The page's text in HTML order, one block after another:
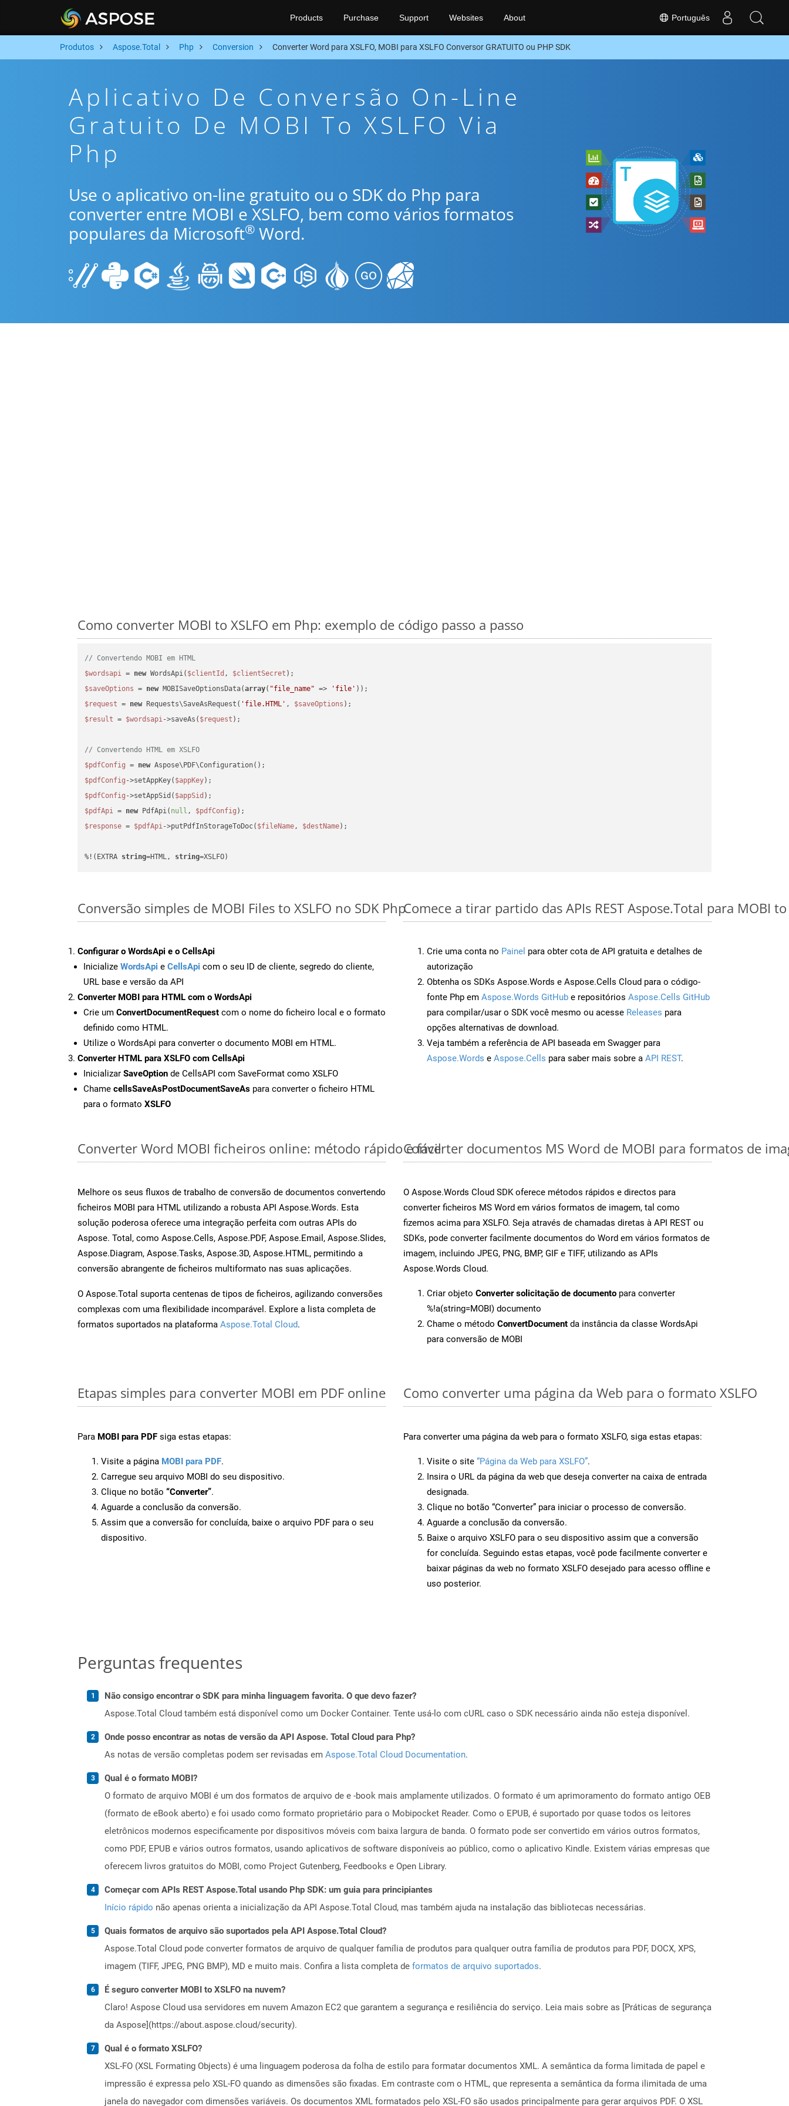
Português
Products Purchase Support Websites About
Produtos Aspose.Total Php Conversion Converter Word para XSLFO, MOBI para XSLFO Conversor GRATUITO ou PHP SDK
Aplicativo De Conversão On-Line
Gratuito De MOBI To XSLFO Via
Php
Use o aplicativo on-line gratuito ou o SDK do Php para
converter entre MOBI e XSLFO, bem como vários formatos
populares da Microsoft® Word.
Como converter MOBI to XSLFO em Php: exemplo de código passo a passo
// Convertendo MOBI em HTML
$wordsapi = new WordsApi( $clientId , $clientSecret
$saveOptions = new MOBISaveOptionsData(array( "file_name" => 'file'
$request = new Requests\SaveAsRequest( 'file.HTML' , $saveOptions
$result = $wordsapi->saveAs( $request );
// Convertendo HTML em XSLFO
$pdfConfig = new
$pdfConfig ->setAppKey( $appKey
$pdfConfig ->setAppSid( $appSid
$pdfApi = new PdfApi( null , $pdfConfig
$response = $pdfApi->putPdfInStorageToDoc( $fileName, $destName);
%!(EXTRA string=HTML, string=XSLFO)
Conversão simples de MOBI Files to XSLFO no SDK Php
Configurar o WordsApi e o CellsApi
Inicialize WordsApi e CellsApi com o seu ID de cliente, segredo do cliente,
URL base e versão da API
Converter MOBI para HTML com o WordsApi
Crie um ConvertDocumentRequest com o nome do ficheiro local e o formato
definido como HTML.
Utilize o WordsApi para converter o documento MOBI em HTML.
Converter HTML para XSLFO com CellsApi
Inicializar SaveOption de CellsAPI com SaveFormat como XSLFO
Chame cellsSaveAsPostDocumentSaveAs para converter o ficheiro HTML
para o formato XSLFO
Comece a tirar partido das APIs REST Aspose.Total para MOBI to
Crie uma conta no Painel para obter cota de API gratuita e detalhes de
autorização
Obtenha os SDKs Aspose.Words e Aspose.Cells Cloud para o código-
fonte Php em Aspose.Words GitHub e repositórios Aspose.Cells GitHub
para compilar/usar o SDK você mesmo ou acesse Releases para
opções alternativas de download.
Veja também a referência de API baseada em Swagger para
Aspose.Words e Aspose.Cells para saber mais sobre a API REST.
Converter Word MOBI ficheiros online: método rápido e fácil
Melhore os seus fluxos de trabalho de conversão de documentos convertendo
ficheiros MOBI para HTML utilizando a robusta API Aspose.Words. Esta
solução poderosa oferece uma integração perfeita com outras APIs do
Aspose. Total, como Aspose.Cells, Aspose.PDF, Aspose.Email, Aspose.Slides,
Aspose.Diagram, Aspose.Tasks, Aspose.3D, Aspose.HTML, permitindo a
conversão abrangente de ficheiros multiformato nas suas aplicações.
O Aspose.Total suporta centenas de tipos de ficheiros, agilizando conversões
complexas com uma flexibilidade incomparável. Explore a lista completa de
formatos suportados na plataforma Aspose.Total Cloud.
Converter documentos MS Word de MOBI para formatos de
O Aspose.Words Cloud SDK oferece métodos rápidos e directos para
converter ficheiros MS Word em vários formatos de imagem, tal como
fizemos acima para XSLFO. Seja através de chamadas diretas à API REST ou
SDKs, pode converter facilmente documentos do Word em vários formatos de
imagem, incluindo JPEG, PNG, BMP, GIF e TIFF, utilizando as APIs
Aspose.Words Cloud.
Criar objeto Converter solicitação de documento para converter
%!a(string=MOBI) documento
Chame o método ConvertDocument da instância da classe WordsApi
para conversão de MOBI
Etapas simples para converter MOBI em PDF online
Para MOBI para PDF siga estas etapas:
Visite a página MOBI para PDF.
Carregue seu arquivo MOBI do seu dispositivo.
Clique no botão “Converter”.
Aguarde a conclusão da conversão.
Assim que a conversão for concluída, baixe o arquivo PDF para o seu
dispositivo.
Como converter uma página da Web para o formato XSLFO
Para converter uma página da web para o formato XSLFO, siga estas etapas:
Visite o site “Página da Web para XSLFO”.
Insira o URL da página da web que deseja converter na caixa de entrada
designada.
Clique no botão “Converter” para iniciar o processo de conversão.
Aguarde a conclusão da conversão.
Baixe o arquivo XSLFO para o seu dispositivo assim que a conversão
for concluída. Seguindo estas etapas, você pode facilmente converter e
baixar páginas da web no formato XSLFO desejado para acesso offline e
uso posterior.
Perguntas frequentes
Não consigo encontrar o SDK para minha linguagem favorita. O que devo fazer?
Aspose.Total Cloud também está disponível como um Docker Container. Tente usá-lo com cURL caso o SDK necessário ainda não esteja disponível.
Onde posso encontrar as notas de versão da API Aspose. Total Cloud para Php?
As notas de versão completas podem ser revisadas em Aspose.Total Cloud Documentation.
Qual é o formato MOBI?
O formato de arquivo MOBI é um dos formatos de arquivo de e -book mais amplamente utilizados. O formato é um aprimoramento do formato antigo OEB
(formato de eBook aberto) e foi usado como formato proprietário para o Mobipocket Reader. Como o EPUB, é suportado por quase todos os leitores
eletrônicos modernos especificamente por dispositivos móveis com baixa largura de banda. O formato pode ser convertido em vários outros formatos,
como PDF, EPUB e vários outros formatos, usando aplicativos de software disponíveis ao público, como o aplicativo Kindle. Existem várias empresas que
oferecem livros gratuitos do MOBI, como Project Gutenberg, Feedbooks e Open Library.
Começar com APIs REST Aspose.Total usando Php SDK: um guia para principiantes
Início rápido não apenas orienta a inicialização da API Aspose.Total Cloud, mas também ajuda na instalação das bibliotecas necessárias.
Quais formatos de arquivo são suportados pela API Aspose.Total Cloud?
Aspose.Total Cloud pode converter formatos de arquivo de qualquer família de produtos para qualquer outra família de produtos para PDF, DOCX, XPS,
imagem (TIFF, JPEG, PNG BMP), MD e muito mais. Confira a lista completa de formatos de arquivo suportados.
É seguro converter MOBI to XSLFO na nuvem?
Claro! Aspose Cloud usa servidores em nuvem Amazon EC2 que garantem a segurança e resiliência do serviço. Leia mais sobre as [Práticas de segurança
da Aspose](https://about.aspose.cloud/security).
Qual é o formato XSLFO?
XSL-FO (XSL Formating Objects) é uma linguagem poderosa da folha de estilo para formatar documentos XML. A semântica da forma limitada de papel e
impressão é expressa pelo XSL-FO quando as dimensões são fixadas. Em contraste com o HTML, que representa a semântica da forma ilimitada de uma
janela do navegador com dimensões variáveis. Os documentos XML formatados pelo XSL-FO são usados ​​principalmente para gerar arquivos PDF. O XSL